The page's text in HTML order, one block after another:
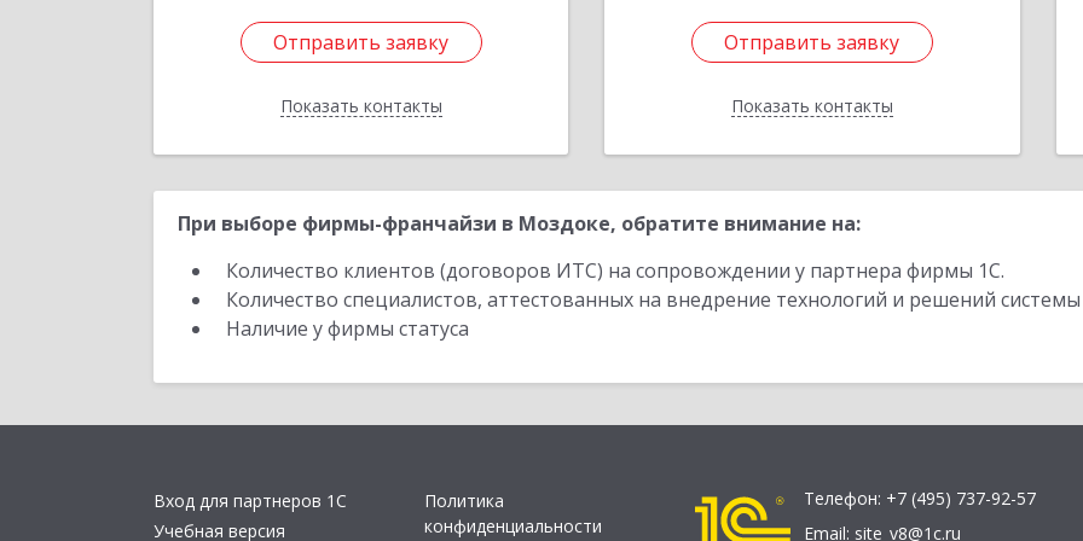
Отправить заявку
Показать контакты
Отправить заявку
Назад
Отправить заявку
Показать контакты
Отправить заявку
Назад
При выборе фирмы-франчайзи в Моздоке, обратите внимание на:
Количество клиентов (договоров ИТС) на сопровождении у партнера фирмы 1С.
Количество специалистов, аттестованных на внедрение технологий и решений
Наличие у фирмы статуса
Вход для партнеров 1С
Учебная версия
Политика
конфиденциальности
Телефон: +7 (495) 737-92-57
Email: site_v8@1c.ru